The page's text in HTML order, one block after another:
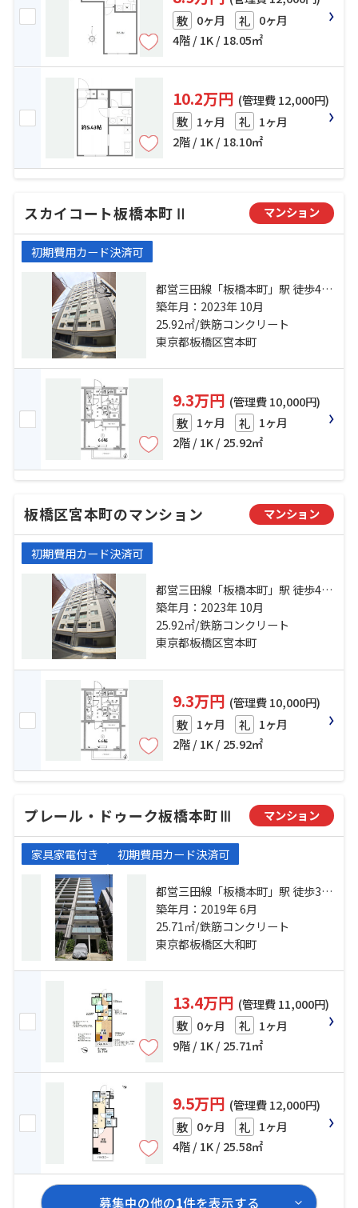
敷 0ヶ月 礼 0ヶ月
4階 / 1K / 18.05㎡
10.2万円 (管理費 12,000円)
敷 1ヶ月 礼 1ヶ月
2階 / 1K / 18.10㎡
スカイコート板橋本町Ⅱ マンション
初期費用カード決済可
都営三田線「板橋本町」駅 徒歩4分
都営三田線「本蓮沼」駅 徒歩8分 東
武東上線「中板橋」駅 徒歩20分
築年月：2023年 10月
25.92㎡/鉄筋コンクリート
東京都板橋区宮本町
9.3万円 (管理費 10,000円)
敷 1ヶ月 礼 1ヶ月
2階 / 1K / 25.92㎡
板橋区宮本町のマンション マンション
初期費用カード決済可
都営三田線「板橋本町」駅 徒歩4分
都営三田線「本蓮沼」駅 徒歩8分 東
武東上線「中板橋」駅 徒歩20分
築年月：2023年 10月
25.92㎡/鉄筋コンクリート
東京都板橋区宮本町
9.3万円 (管理費 10,000円)
敷 1ヶ月 礼 1ヶ月
2階 / 1K / 25.92㎡
プレール・ドゥーク板橋本町Ⅲ マンション
家具家電付き 初期費用カード決済可
都営三田線「板橋本町」駅 徒歩3分
東武東上線「中板橋」駅 徒歩17分
埼京線「十条」駅 徒歩22分
築年月：2019年 6月
25.71㎡/鉄筋コンクリート
東京都板橋区大和町
13.4万円 (管理費 11,000円)
敷 0ヶ月 礼 1ヶ月
9階 / 1K / 25.71㎡
9.5万円 (管理費 12,000円)
敷 0ヶ月 礼 1ヶ月
4階 / 1K / 25.58㎡
募集中の他の1件を表示する